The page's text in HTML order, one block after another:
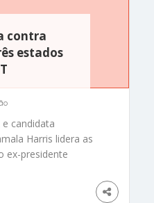
contra
estados
candidata
Harris lidera as
ex-presidente
eleições de
vantagem de